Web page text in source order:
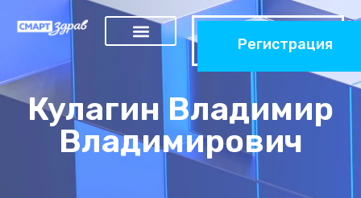
Регистрация
Кулагин Владимир
Владимирович